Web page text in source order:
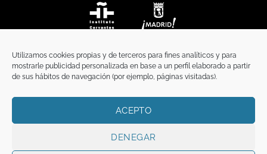
Utilizamos cookies propias y de terceros para fines analíticos y para
mostrarle publicidad personalizada en base a un perfil elaborado a partir
de sus hábitos de navegación (por ejemplo, páginas visitadas).
ACEPTO
DENEGAR
TÉRMINOS Y CONDICIONES
Copyright 2026 ©FunciFUNCI es titular de los derechos de propiedad